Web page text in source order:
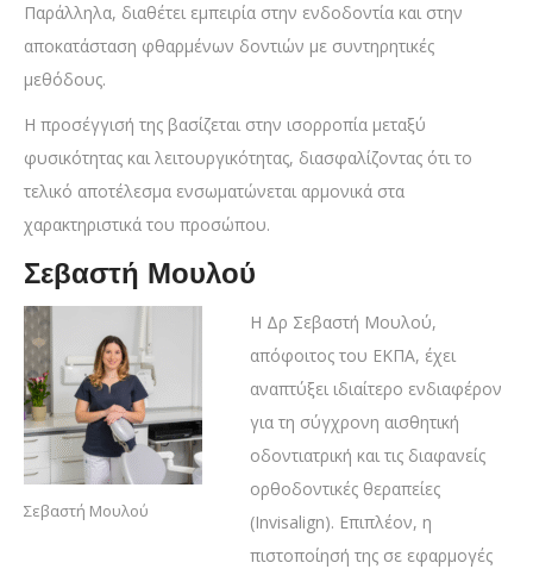
Παράλληλα, διαθέτει εμπειρία στην ενδοδοντία και στην
αποκατάσταση φθαρμένων δοντιών με συντηρητικές
μεθόδους.
Η προσέγγισή της βασίζεται στην ισορροπία μεταξύ
φυσικότητας και λειτουργικότητας, διασφαλίζοντας ότι το
τελικό αποτέλεσμα ενσωματώνεται αρμονικά στα
χαρακτηριστικά του προσώπου.
Σεβαστή Μουλού
Σεβαστή Μουλού
Η Δρ Σεβαστή Μουλού,
απόφοιτος του ΕΚΠΑ, έχει
αναπτύξει ιδιαίτερο ενδιαφέρον
για τη σύγχρονη αισθητική
οδοντιατρική και τις διαφανείς
ορθοδοντικές θεραπείες
(Invisalign). Επιπλέον, η
πιστοποίησή της σε εφαρμογές